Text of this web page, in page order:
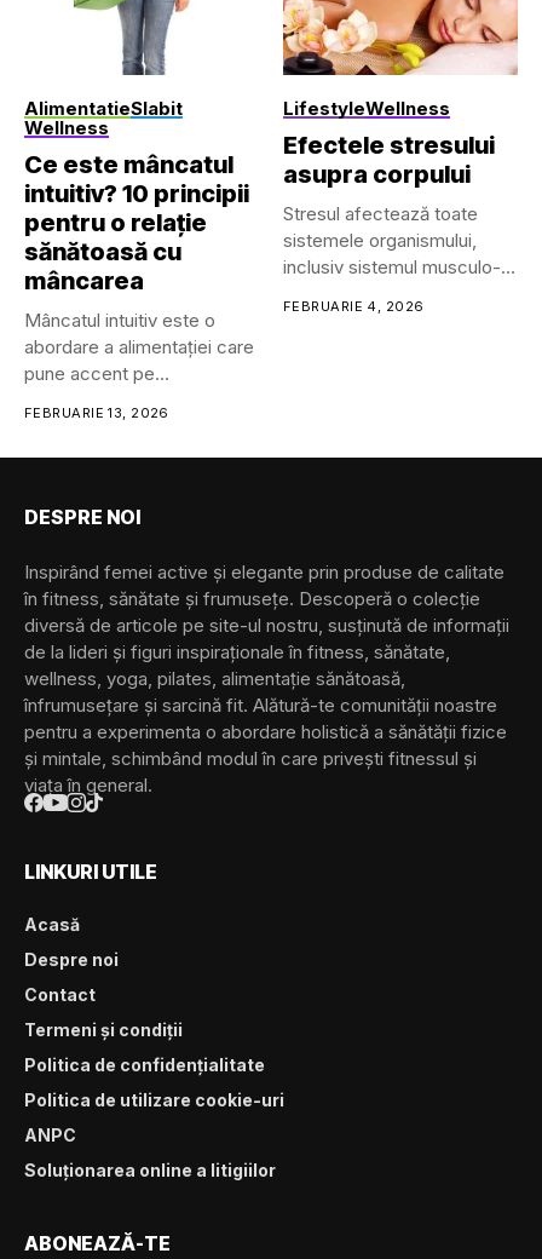
• Ochelari și lentile de
contact inteligente
• Căști/headset-uri...
AlimentatieSlabit
Wellness
Ce este mâncatul
intuitiv? 10 principii
pentru o relație
sănătoasă cu
mâncarea
Mâncatul intuitiv este o
abordare a alimentației care
pune accent pe
FEBRUARIE 13, 2026
LifestyleWellness
Efectele stresului
asupra corpului
Stresul afectează toate
sistemele organismului,
inclusiv sistemul musculo-
cardiovascular, endocrin,
FEBRUARIE 4, 2026
DESPRE NOI
Inspirând femei active și elegante prin produse de calitate
în fitness, sănătate și frumusețe. Descoperă o colecție
diversă de articole pe site-ul nostru, susținută de informații
de la lideri și figuri inspiraționale în fitness, sănătate,
wellness, yoga, pilates, alimentație sănătoasă,
înfrumusețare și sarcină fit. Alătură-te comunității noastre
pentru a experimenta o abordare holistică a sănătății fizice
și mintale, schimbând modul în care privești fitnessul și
viața în general.
LINKURI UTILE
Acasă
Despre noi
Contact
Termeni și condiții
Politica de confidențialitate
Politica de utilizare cookie-uri
ANPC
Soluționarea online a litigiilor
ABONEAZĂ-TE